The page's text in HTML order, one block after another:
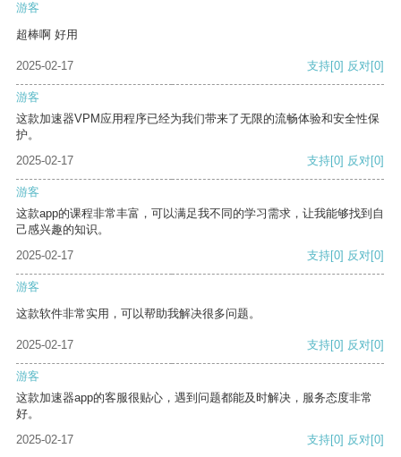
游客
超棒啊 好用
2025-02-17 支持[0] 反对[0]
游客
这款加速器VPM应用程序已经为我们带来了无限的流畅体验和安全性保
护。
2025-02-17
支持[0] 反对[0]
游客
这款app的课程非常丰富，可以满足我不同的学习需求，让我能够找到自
己感兴趣的知识。
2025-02-17
支持[0] 反对[0]
游客
这款软件非常实用，可以帮助我解决很多问题。
2025-02-17 支持[0] 反对[0]
游客
这款加速器app的客服很贴心，遇到问题都能及时解决，服务态度非常
好。
2025-02-17
支持[0] 反对[0]